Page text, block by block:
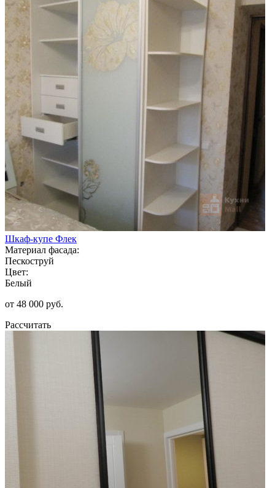
Шкаф-купе Флек
Материал фасада:
Пескоструй
Цвет:
Белый
от 48 000 руб.
Рассчитать